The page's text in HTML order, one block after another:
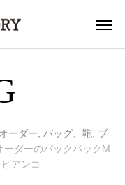
ーダー バッグ、鞄
ブ
ーダーのバックパックM
アンコ